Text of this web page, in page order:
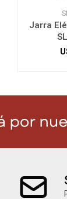
Jarra